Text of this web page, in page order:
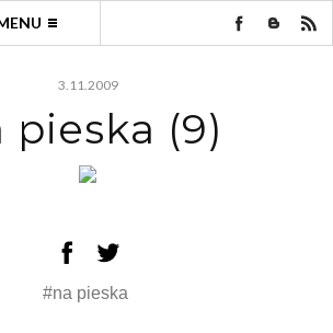
3.11.2009
pieska (9)
#na pieska